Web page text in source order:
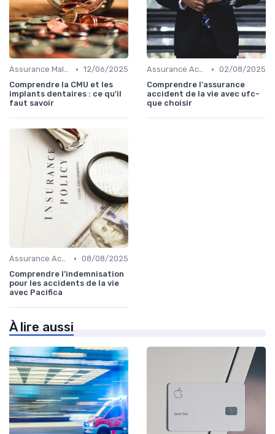
Assurance Maladie • 12/06/2025
Comprendre la CMU et les
implants dentaires : ce qu'il
faut savoir
Assurance Accident • 02/08/2025
Comprendre l'assurance
accident de la vie avec ufc-
que choisir
Assurance Accident • 08/08/2025
Comprendre l'indemnisation
pour les accidents de la vie
avec Pacifica
À lire aussi